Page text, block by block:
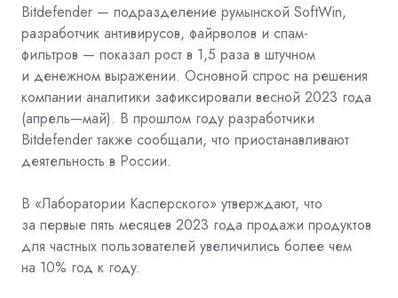
Bitdefender — подразделение румынской SoftWin,
разработчик антивирусов, файрволов и спам-
фильтров — показал рост в 1,5 раза в штучном
и денежном выражении. Основной спрос на решения
компании аналитики зафиксировали весной 2023 года
(апрель—май). В прошлом году разработчики
Bitdefender также сообщали, что приостанавливают
деятельность в России.
В «Лаборатории Касперского» утверждают, что
за первые пять месяцев 2023 года продажи продуктов
для частных пользователей увеличились более чем
на 10% год к году.